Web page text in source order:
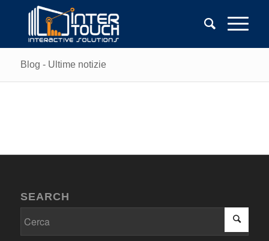
Blog - Ultime notizie
SEARCH